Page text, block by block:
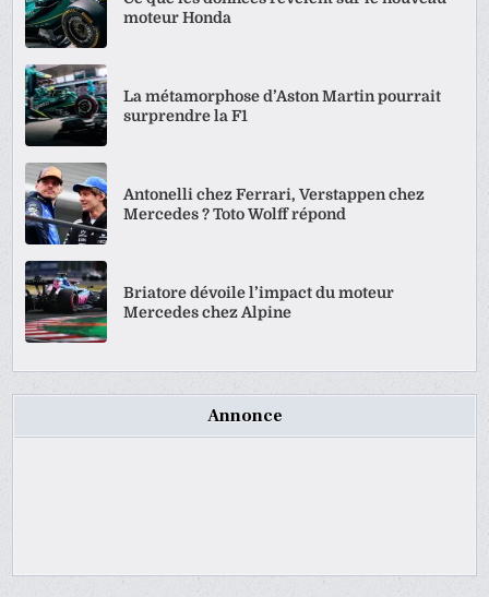
moteur Honda
La métamorphose d’Aston Martin pourrait
surprendre la F1
Antonelli chez Ferrari, Verstappen chez
Mercedes ? Toto Wolff répond
Briatore dévoile l’impact du moteur
Mercedes chez Alpine
Annonce